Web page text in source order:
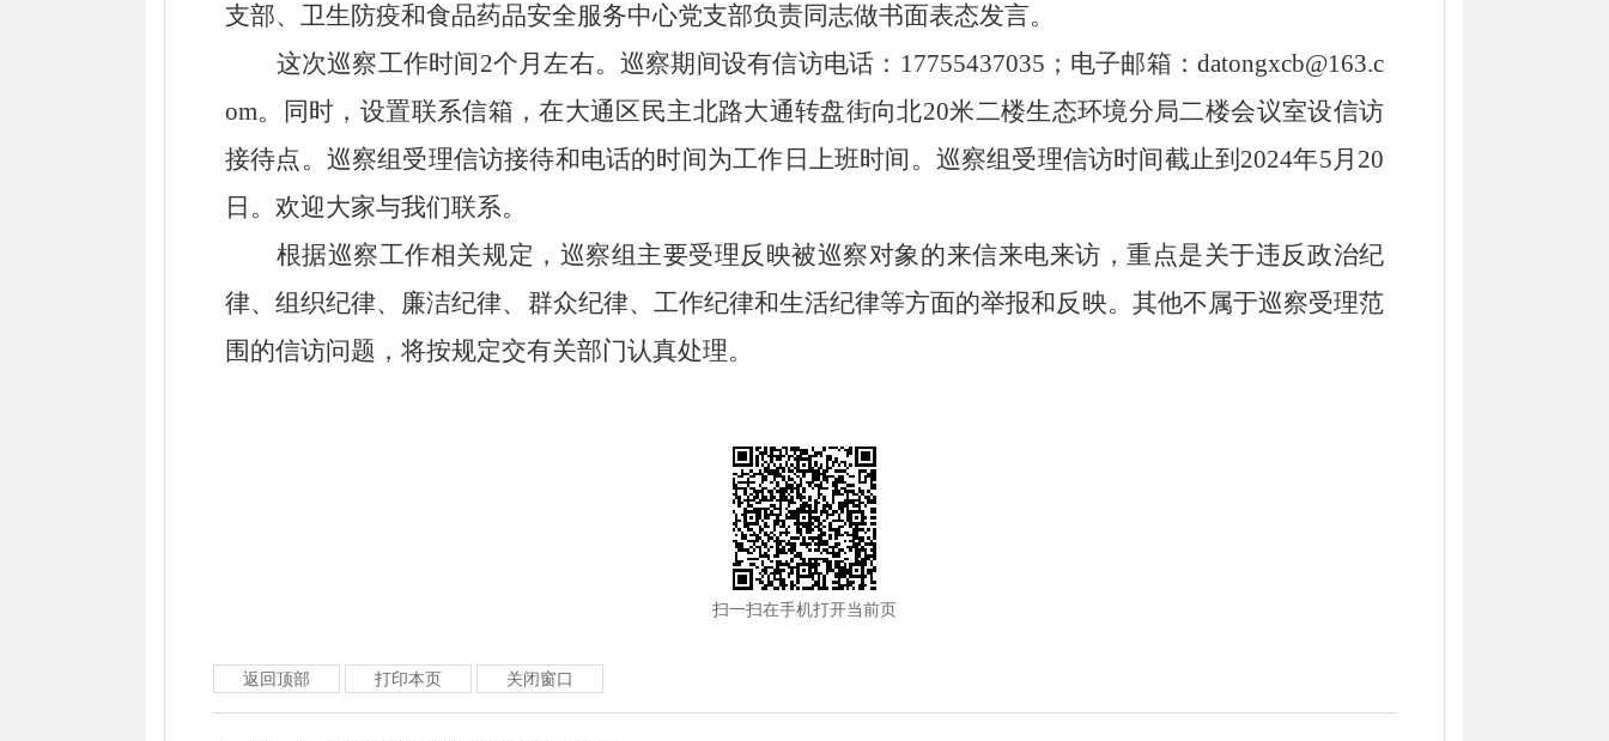
支部、卫生防疫和食品药品安全服务中心党支部负责同志做书面表态发言。
这次巡察工作时间 2个月左右。巡察期间设有信访电话： 17755437035 ；电子邮箱：datongxcb@163.c
om。同时，设置联系信箱，在大通区民主北路大通转盘街向北20米二楼生态环境分局二楼会议室设信访
接待点。 巡察组受理信访接待和电话的时间为工作日上班时间。 巡察组受理信访时间截止到 2024年5月20
日。 欢迎大家与我们联系。
根据巡察工作相关规定，巡察组主要受理反映被巡察对象的来信来电来访，重点是关于违反政治纪
律、组织纪律、廉洁纪律、群众纪律、工作纪律和生活纪律等方面的举报和反映。其他不属于巡察受理范
围的信访问题，将按规定交有关部门认真处理。
扫一扫在手机打开当前页
返回顶部 打印本页 关闭窗口